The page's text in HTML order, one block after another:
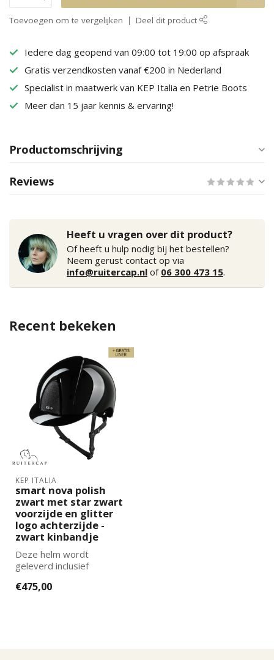
Toevoegen om te vergelijken Deel dit product
Iedere dag geopend van 09:00 tot 19:00 op afspraak
Gratis verzendkosten vanaf €200 in Nederland
Specialist in maatwerk van KEP Italia en Petrie Boots
Meer dan 15 jaar kennis & ervaring!
Productomschrijving
Reviews
Heeft u vragen over dit product?
Of heeft u hulp nodig bij het bestellen?
Neem gerust contact op via
info@ruitercap.nl of 06 300 473 15.
Recent bekeken
KEP ITALIA
smart nova polish
zwart met star zwart
voorzijde en glitter
logo achterzijde -
zwart kinbandje
Deze helm wordt
geleverd inclusief
maat binnenvoering k...
€475,00